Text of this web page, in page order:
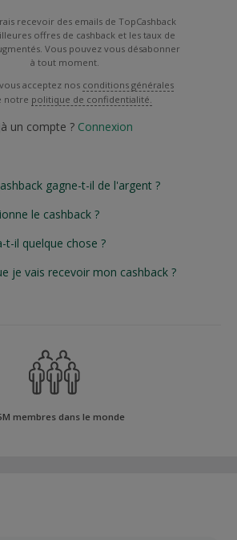
recevoir des emails de TopCashback
offres de cashback et les taux de
Vous pouvez vous désabonner
à tout moment.
acceptez nos conditions générales
notre politique de confidentialité.
un compte ? Connexion
gagne-t-il de l'argent ?
le cashback ?
t-il quelque chose ?
je vais recevoir mon cashback ?
membres dans le monde